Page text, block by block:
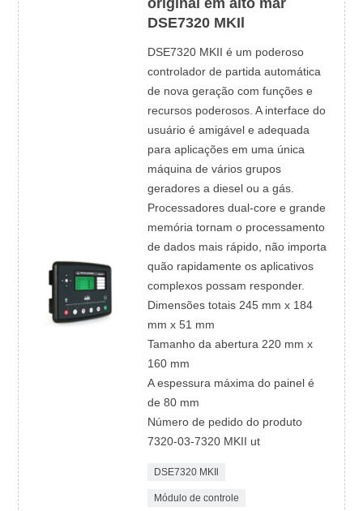
original em alto mar
DSE7320 MKIl
DSE7320 MKII é um poderoso
controlador de partida automática
de nova geração com funções e
recursos poderosos. A interface do
usuário é amigável e adequada
para aplicações em uma única
máquina de vários grupos
geradores a diesel ou a gás.
Processadores dual-core e grande
memória tornam o processamento
de dados mais rápido, não importa
quão rapidamente os aplicativos
complexos possam responder.
Dimensões totais 245 mm x 184
mm x 51 mm
Tamanho da abertura 220 mm x
160 mm
A espessura máxima do painel é
de 80 mm
Número de pedido do produto
7320-03-7320 MKII ut
DSE7320 MKIl
Módulo de controle